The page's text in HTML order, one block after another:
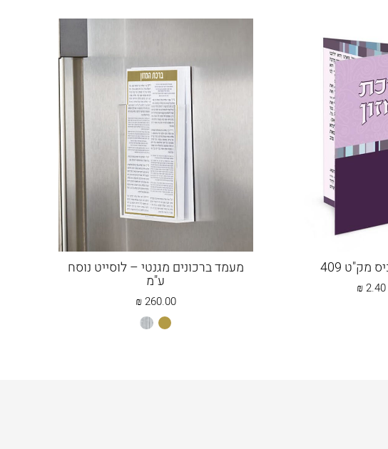
מק"ט 409
2.40
₪
מעמד ברכונים מגנטי – לוסייט נוסח
ע"מ
260.00
₪
זהב
כסוף